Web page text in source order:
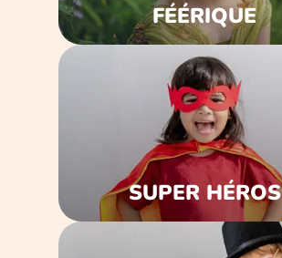
FÉÉRIQUE
SUPER HÉROS